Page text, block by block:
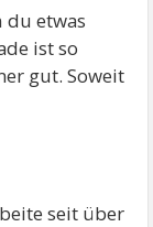
etwas
ist so
gut. Soweit
seit über